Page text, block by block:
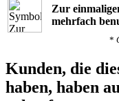
Zur
mehrfach
*
Kunden, die
haben, haben